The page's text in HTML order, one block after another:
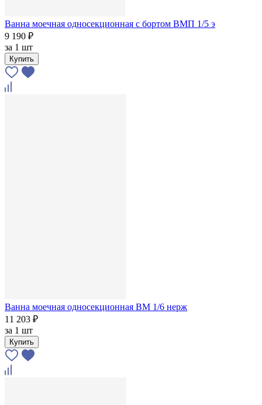
Ванна моечная односекционная с бортом ВМП 1/5 э
9 190 ₽
за 1 шт
Купить
Ванна моечная односекционная ВМ 1/6 нерж
11 203 ₽
за 1 шт
Купить